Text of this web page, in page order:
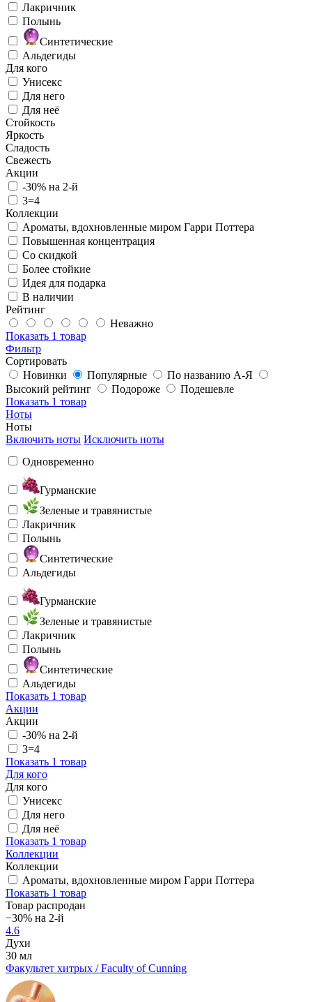
Лакричник
Полынь
Синтетические
Альдегиды
Для кого
Унисекс
Для него
Для неё
Стойкость
Яркость
Сладость
Свежесть
Акции
-30% на 2-й
3=4
Коллекции
Ароматы, вдохновленные миром Гарри Поттера
Повышенная концентрация
Со скидкой
Более стойкие
Идея для подарка
В наличии
Рейтинг
Неважно
Показать 1 товар
Фильтр
Сортировать
Новинки
Популярные
По названию А-Я
Высокий рейтинг
Подороже
Подешевле
Показать 1 товар
Ноты
Ноты
Включить ноты Исключить ноты
Одновременно
Гурманские
Зеленые и травянистые
Лакричник
Полынь
Синтетические
Альдегиды
Гурманские
Зеленые и травянистые
Лакричник
Полынь
Синтетические
Альдегиды
Показать 1 товар
Акции
Акции
-30% на 2-й
3=4
Показать 1 товар
Для кого
Для кого
Унисекс
Для него
Для неё
Показать 1 товар
Коллекции
Коллекции
Ароматы, вдохновленные миром Гарри Поттера
Показать 1 товар
Товар распродан
−30% на 2-й
4.6
Духи
30 мл
Факультет хитрых / Faculty of Cunning